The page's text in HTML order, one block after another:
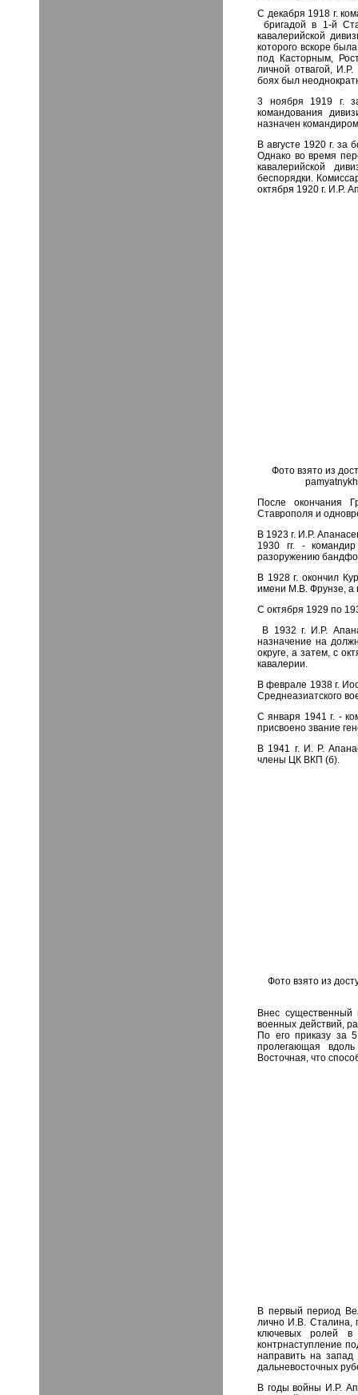
С декабря 1918 г.
бригадой в 1-й
кавалерийской
которого вскоре
под Касторным,
личной отвагой,
боях был
3 ноября 1919 г.
командования
назначен
В августе 1920 г. за
Однако во время
кавалерийской
беспорядки.
октября 1920 г. И.Р.
Фото взято из
После окончания
Ставрополя и
В 1923 г. И.Р.
1930 гг. -
разоружению
В 1928 г. окончил
имени М.В. Фрунзе, а
С октября 1929 по
В 1932 г. И.Р.
назначение на
округе, а затем, с
кавалерии.
В феврале 1938 г.
Среднеазиатского
С января 1941 г. -
присвоено звание
В 1941 г. И. Р.
члены ЦК ВКП (б).
Фото взято из
Внес существенный
военных действий,
По его приказу за
пролегающая
Восточная, что
В первый период
лично И.В. Сталина,
ключевых ролей
контрнаступление
направить на запад
дальневосточных
В годы войны И.Р.